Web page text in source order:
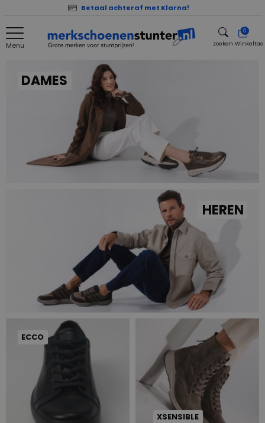
Betaal achteraf met Klarna!
Menu zoeken
0
Winkeltas
DAMES
HEREN
ECCO
XSENSIBLE